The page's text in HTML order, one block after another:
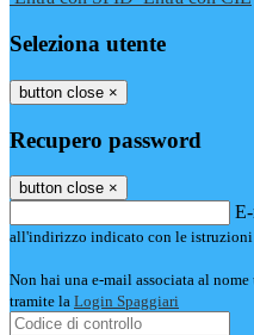
Seleziona utente
button close ×
Recupero password
button close ×
all'indirizzo indicato con le istruzioni
Non hai una e-mail associata al
tramite la Login Spaggiari